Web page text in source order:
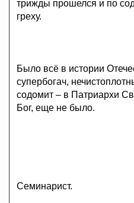
трижды прошелся и по
греху.
Было всё в истории
супербогач,
содомит – в Патриархи
Бог, еще не было.
Cеминарист.